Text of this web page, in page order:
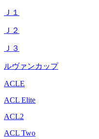
Ｊ１
Ｊ２
Ｊ３
ルヴァンカップ
ACLE
ACL Elite
ACL2
ACL Two